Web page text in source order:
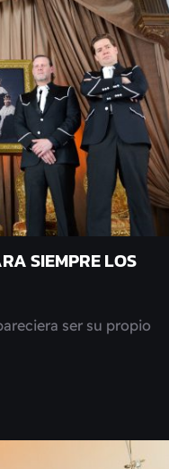
SIEMPRE LOS
ser su propio